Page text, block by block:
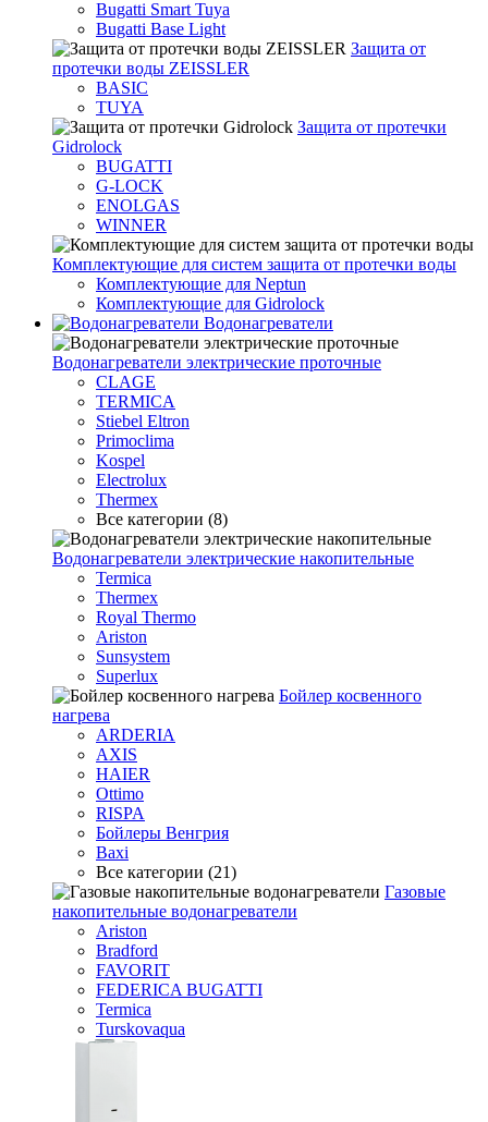
Bugatti Smart Tuya
Bugatti Base Light
Защита от
протечки воды ZEISSLER
BASIC
TUYA
Защита от протечки
Gidrolock
BUGATTI
G-LOCK
ENOLGAS
WINNER
Комплектующие для систем защита от протечки воды
Комплектующие для Neptun
Комплектующие для Gidrolock
Водонагреватели
Водонагреватeли электрические проточные
CLAGE
TERMICA
Stiebel Eltron
Primoclima
Kospel
Electrolux
Thermex
Все категории (8)
Водонагреватели электрические накопительные
Termica
Thermex
Royal Thermo
Ariston
Sunsystem
Superlux
Бойлер косвенного
нагрева
ARDERIA
AXIS
HAIER
Ottimo
RISPA
Бойлеры Венгрия
Baxi
Все категории (21)
Газовые
накопительные водонагреватели
Ariston
Bradford
FAVORIT
FEDERICA BUGATTI
Termica
Turskovaqua